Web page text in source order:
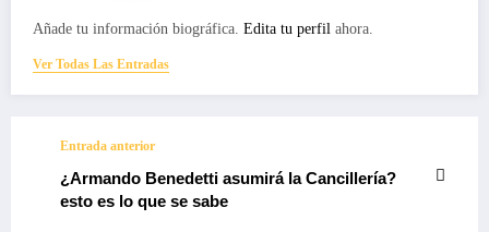
Añade tu información biográfica. Edita tu perfil ahora.
Ver Todas Las Entradas
Entrada anterior
¿Armando Benedetti asumirá la Cancillería?
esto es lo que se sabe